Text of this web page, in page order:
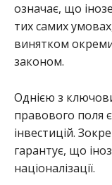
означає, що
тих самих
винятком
законом.
Однією з
правового поля
інвестицій.
гарантує, що
націоналізації.